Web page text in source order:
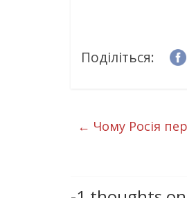
Поділіться:
← Чому Росія